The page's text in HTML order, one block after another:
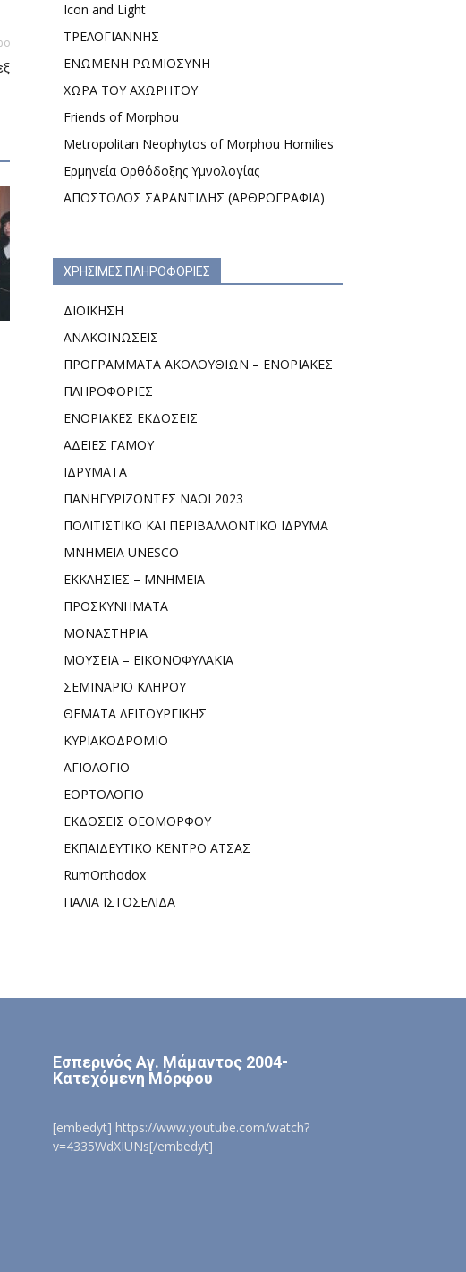
Icon and Light
ΤΡΕΛΟΓΙΑΝΝΗΣ
ΕΝΩΜΕΝΗ ΡΩΜΙΟΣΥΝΗ
ΧΩΡΑ ΤΟΥ ΑΧΩΡΗΤΟΥ
Friends of Morphou
Metropolitan Neophytos of Morphou Homilies
Ερμηνεία Ορθόδοξης Υμνολογίας
ΑΠΟΣΤΟΛΟΣ ΣΑΡΑΝΤΙΔΗΣ (ΑΡΘΡΟΓΡΑΦΙΑ)
ΧΡΗΣΙΜΕΣ ΠΛΗΡΟΦΟΡΙΕΣ
ΔΙΟΙΚΗΣΗ
ΑΝΑΚΟΙΝΩΣΕΙΣ
ΠΡΟΓΡΑΜΜΑΤΑ ΑΚΟΛΟΥΘΙΩΝ – ΕΝΟΡΙΑΚΕΣ
ΠΛΗΡΟΦΟΡΙΕΣ
ΕΝΟΡΙΑΚΕΣ ΕΚΔΟΣΕΙΣ
ΑΔΕΙΕΣ ΓΑΜΟΥ
ΙΔΡΥΜΑΤΑ
ΠΑΝΗΓΥΡΙΖΟΝΤΕΣ ΝΑΟΙ 2023
ΠΟΛΙΤΙΣΤΙΚΟ ΚΑΙ ΠΕΡΙΒΑΛΛΟΝΤΙΚΟ ΙΔΡΥΜΑ
ΜΝΗΜΕΙΑ UNESCO
ΕΚΚΛΗΣΙΕΣ – ΜΝΗΜΕΙΑ
ΠΡΟΣΚΥΝΗΜΑΤΑ
ΜΟΝΑΣΤΗΡΙΑ
ΜΟΥΣΕΙΑ – ΕΙΚΟΝΟΦΥΛΑΚΙΑ
ΣΕΜΙΝΑΡΙΟ ΚΛΗΡΟΥ
ΘΕΜΑΤΑ ΛΕΙΤΟΥΡΓΙΚΗΣ
ΚΥΡΙΑΚΟΔΡΟΜΙΟ
ΑΓΙΟΛΟΓΙΟ
ΕΟΡΤΟΛΟΓΙΟ
ΕΚΔΟΣΕΙΣ ΘΕΟΜΟΡΦΟΥ
ΕΚΠΑΙΔΕΥΤΙΚΟ ΚΕΝΤΡΟ ΑΤΣΑΣ
RumOrthodox
ΠΑΛΙΑ ΙΣΤΟΣΕΛΙΔΑ
Εσπερινός Αγ. Μάμαντος 2004-
Κατεχόμενη Μόρφου
[embedyt] https://www.youtube.com/watch?
v=4335WdXIUNs[/embedyt]